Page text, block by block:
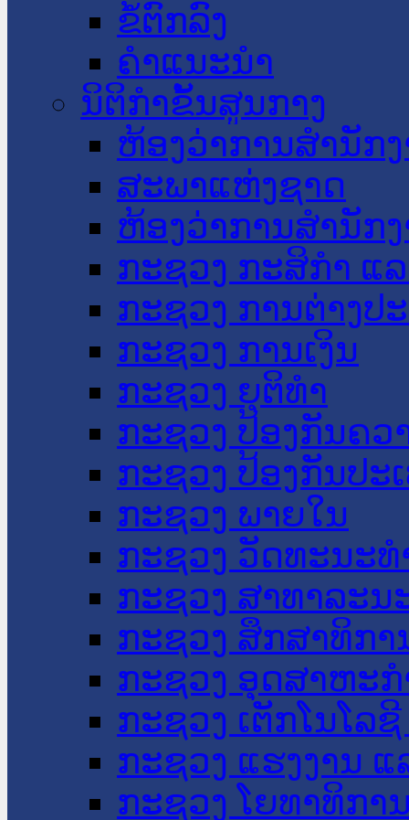
ຂໍ້ຕົກລົງ
ຄໍາແນະນໍາ
ນິຕິກໍາຂັ້ນສູນກາງ
ຫ້ອງວ່າການສໍານັກ
ສະພາແຫ່ງຊາດ
ຫ້ອງວ່າການສຳນັກ
ກະຊວງ ກະສິກຳ ແ
ກະຊວງ ການຕ່າງປ
ກະຊວງ ການເງິນ
ກະຊວງ ຍຸຕິທໍາ
ກະຊວງ ປ້ອງກັນຄວ
ກະຊວງ ປ້ອງກັນປະ
ກະຊວງ ພາຍໃນ
ກະຊວງ ວັດທະນະ
ກະຊວງ ສາທາລະນ
ກະຊວງ ສຶກສາທິກາ
ກະຊວງ ອຸດສາຫະ
ກະຊວງ ເຕັກໂນໂລ
ກະຊວງ ແຮງງານ
ກະຊວງ ໂຍທາທິກາ